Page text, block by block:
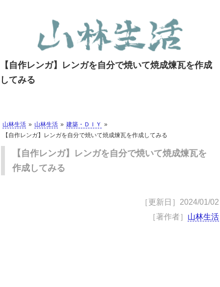
【自作レンガ】レンガを自分で焼いて焼成煉瓦を作成
してみる
山林生活 山林生活
建築・ＤＩＹ
【自作レンガ】レンガを自分で焼いて焼成煉瓦を作成してみる
【自作レンガ】レンガを自分で焼いて焼成煉瓦を
作成してみる
［更新日］ 2024/01/02
［著作者］ 山林生活